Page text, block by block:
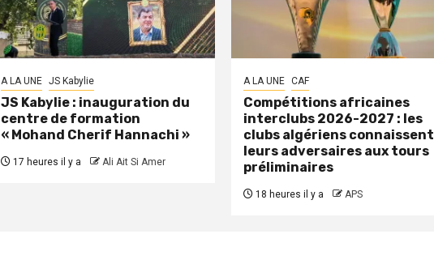
A LA UNE JS Kabylie
JS Kabylie : inauguration du
centre de formation
« Mohand Cherif Hannachi »
17 heures il y a Ali Ait Si Amer
A LA UNE CAF
Compétitions africaines
interclubs 2026-2027 : les
clubs algériens connaissent
leurs adversaires aux tours
préliminaires
18 heures il y a APS